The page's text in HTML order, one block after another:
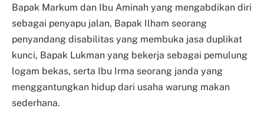
Bapak Markum dan Ibu Aminah yang mengabdikan diri
sebagai penyapu jalan, Bapak Ilham seorang
penyandang disabilitas yang membuka jasa duplikat
kunci, Bapak Lukman yang bekerja sebagai pemulung
logam bekas, serta Ibu Irma seorang janda yang
menggantungkan hidup dari usaha warung makan
sederhana.